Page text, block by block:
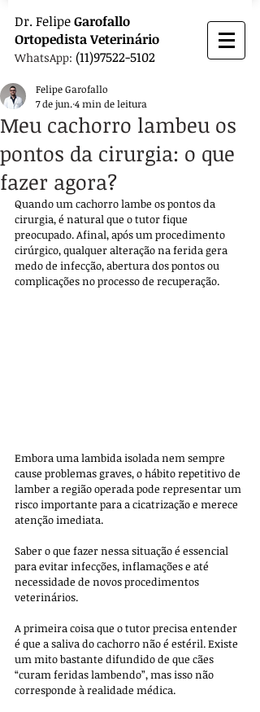
Dr. FelipeGarofallo
OrtopedistaVeterinário
WhatsApp: (11)97522-5102
Meu cachorro lambeu os
pontos da cirurgia: o que
fazer agora?
Felipe Garofallo
7 de jun. 4 min de leitura
Quando um cachorro lambe os pontos da
cirurgia, é natural que o tutor fique
preocupado. Afinal, após um procedimento
cirúrgico, qualquer alteração na ferida gera
medo de infecção, abertura dos pontos ou
complicações no processo de recuperação.
Embora uma lambida isolada nem sempre
cause problemas graves, o hábito repetitivo de
lamber a região operada pode representar um
risco importante para a cicatrização e merece
atenção imediata.
Saber o que fazer nessa situação é essencial
para evitar infecções, inflamações e até
necessidade de novos procedimentos
veterinários.
A primeira coisa que o tutor precisa entender
é que a saliva do cachorro não é estéril. Existe
um mito bastante difundido de que cães
“curam feridas lambendo”, mas isso não
corresponde à realidade médica.